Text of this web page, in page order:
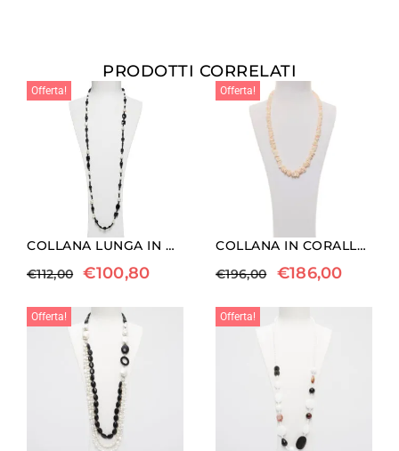
PRODOTTI CORRELATI
Offerta!
COLLANA LUNGA IN AGATA NERA E PERLE
€112,00 €100,80
Offerta!
COLLANA IN CORALLO PELLE D’ANGELO CON ARGENTO
€196,00 €186,00
Offerta! Offerta!